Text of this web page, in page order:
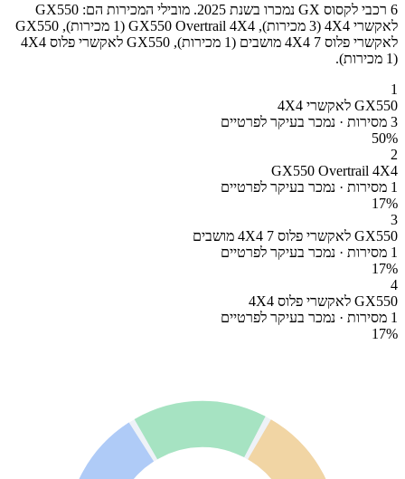
6 רכבי לקסוס GX נמכרו בשנת 2025. מובילי המכירות הם: GX550
לאקשרי 4X4 (3 מכירות), GX550 Overtrail 4X4 (1 מכירות), GX550
לאקשרי פלוס 4X4 7 מושבים (1 מכירות), GX550 לאקשרי פלוס 4X4
(1 מכירות).
1
GX550 לאקשרי 4X4
3 מסירות · נמכר בעיקר לפרטיים
50%
2
GX550 Overtrail 4X4
1 מסירות · נמכר בעיקר לפרטיים
17%
3
GX550 לאקשרי פלוס 4X4 7 מושבים
1 מסירות · נמכר בעיקר לפרטיים
17%
4
GX550 לאקשרי פלוס 4X4
1 מסירות · נמכר בעיקר לפרטיים
17%